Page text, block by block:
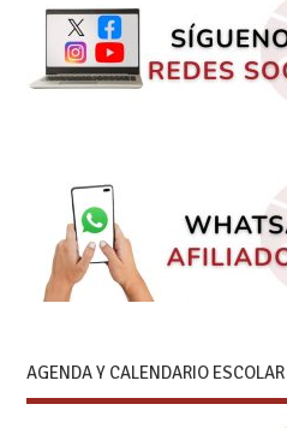
AGENDA Y CALENDARIO ESCOLAR